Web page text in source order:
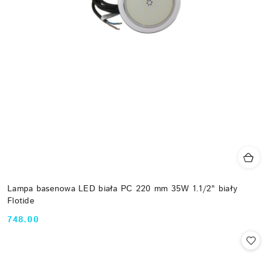
Lampa basenowa LED biała PC 220 mm 35W 1.1/2" biały
Flotide
Cena:
748.00